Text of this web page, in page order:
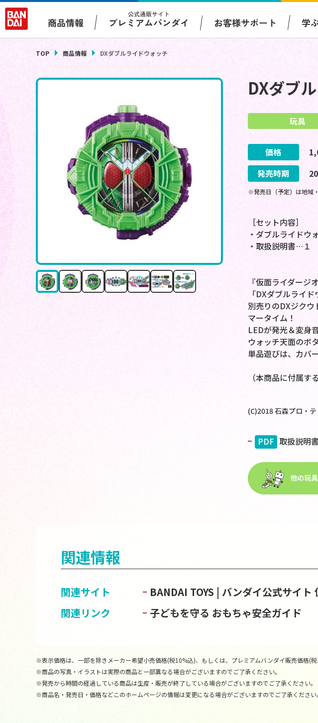
商品情報
公式通販サイト
プレミアムバンダイ お客様サポート 学
TOP 商品情報 DXダブルライドウォッチ
DXダブ
玩具
価格
発売時期
※発売日（予定）は地域
［セット内容］
・ダブルライドウ
・取扱説明書…１
『仮面ライダージ
「DXダブルライ
別売りのDXジクウ
マータイム！
LEDが発光＆変身
ウォッチ天面のボ
単品遊びは、カバ
（本商品に付属す
(C)2018 石森プロ・
PDF 取扱説明書
関連情報
関連サイト BANDAI TOYS | バンダイ公式サイト
関連リンク
子どもを守る おもちゃ安全ガイド
※表示価格は、一部を除きメーカー希望小売価格(税10%込)、もしくは、プレミアムバンダイ販売価格(税
※商品の写真・イラストは実際の商品と一部異なる場合がございますのでご了承ください。
※発売から時間の経過している商品は生産・販売が終了している場合がございますのでご了承ください。
※商品名・発売日・価格などこのホームページの情報は変更になる場合がございますのでご了承ください。